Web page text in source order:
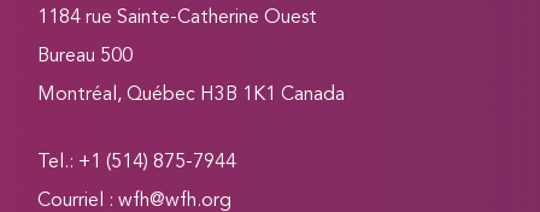
1184 rue Sainte-Catherine Ouest
Bureau 500
Montréal, Québec H3B 1K1 Canada
Tel.: +1 (514) 875-7944
Courriel :wfh@wfh.org